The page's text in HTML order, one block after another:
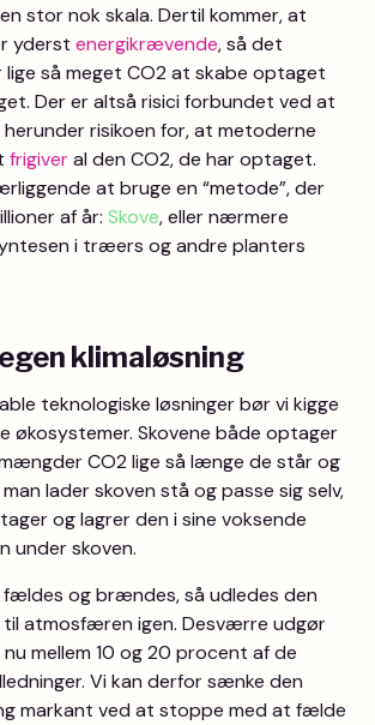
stor nok skala. Dertil kommer, at
yderst energikrævende, så det
så meget CO2 at skabe optaget
Der er altså risici forbundet ved at
risikoen for, at metoderne
frigiveral den CO2, de har optaget.
at bruge en “metode”, der
af år: Skove, eller nærmere
i træers og andre planters
klimaløsning
teknologiske løsninger bør vi kigge
økosystemer. Skovene både optager
CO2 lige så længe de står og
lader skoven stå og passe sig selv,
og lagrer den i sine voksende
under skoven.
fældes og brændes, så udledes den
atmosfæren igen. Desværre udgør
mellem 10 og 20 procent af de
Vi kan derfor sænke den
markant ved at stoppe med at fælde